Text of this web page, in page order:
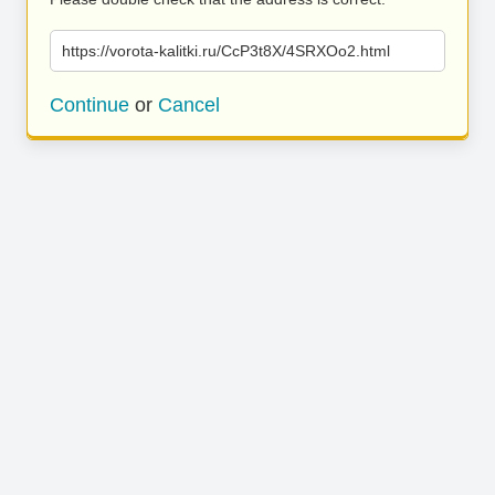
https://vorota-kalitki.ru/CcP3t8X/4SRXOo2.html
Continue or Cancel